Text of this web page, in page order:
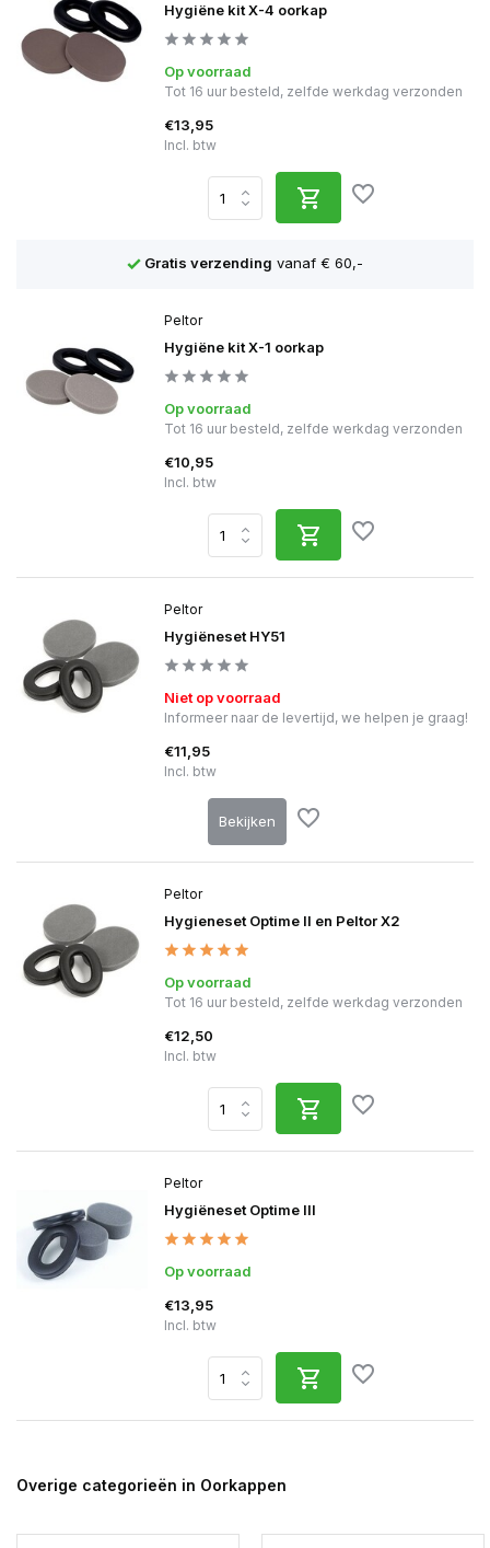
Hygiëne kit X-4 oorkap
Op voorraad
Tot 16 uur besteld, zelfde werkdag verzonden
€13,95
Incl. btw
Gratis verzendingvanaf € 60,-
Peltor
Hygiëne kit X-1 oorkap
Op voorraad
Tot 16 uur besteld, zelfde werkdag verzonden
€10,95
Incl. btw
Peltor
Hygiëneset HY51
Niet op voorraad
Informeer naar de levertijd, we helpen je graag!
€11,95
Incl. btw
Bekijken
Peltor
Hygieneset Optime II en Peltor X2
Op voorraad
Tot 16 uur besteld, zelfde werkdag verzonden
€12,50
Incl. btw
Peltor
Hygiëneset Optime III
Op voorraad
€13,95
Incl. btw
Overige categorieën in Oorkappen